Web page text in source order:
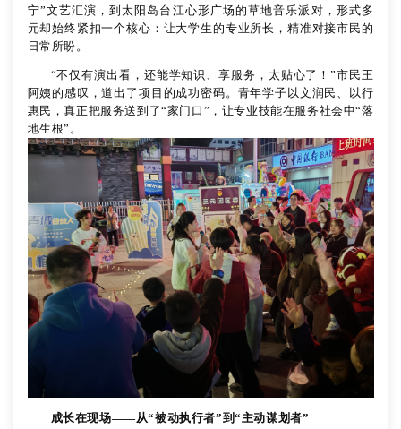
宁”文艺汇演，到太阳岛台江心形广场的草地音乐派对，形式多
元却始终紧扣一个核心：让大学生的专业所长，精准对接市民的
日常所盼。
“不仅有演出看，还能学知识、享服务，太贴心了！”市民王
阿姨的感叹，道出了项目的成功密码。青年学子以文润民、以行
惠民，真正把服务送到了“家门口”，让专业技能在服务社会中“落
地生根”。
成长在现场——从“被动执行者”到“主动谋划者”